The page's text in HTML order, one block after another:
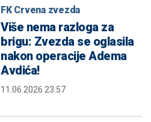
FK Crvena zvezda
Više nema razloga za
brigu: Zvezda se oglasila
nakon operacije Adema
Avdića!
11.06.2026 23:57